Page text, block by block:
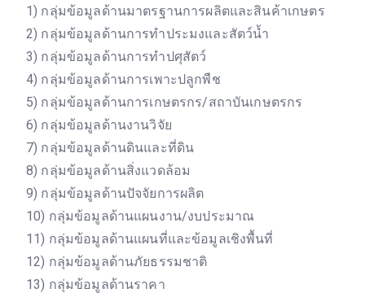
1) กลุ่มข้อมูลด้านมาตรฐานการผลิตและสินค้าเกษตร
2) กลุ่มข้อมูลด้านการทำประมงและสัตว์น้ำ
3) กลุ่มข้อมูลด้านการทำปศุสัตว์
4) กลุ่มข้อมูลด้านการเพาะปลูกพืช
5) กลุ่มข้อมูลด้านการเกษตรกร/สถาบันเกษตรกร
6) กลุ่มข้อมูลด้านงานวิจัย
7) กลุ่มข้อมูลด้านดินและที่ดิน
8) กลุ่มข้อมูลด้านสิ่งแวดล้อม
9) กลุ่มข้อมูลด้านปัจจัยการผลิต
10) กลุ่มข้อมูลด้านแผนงาน/งบประมาณ
11) กลุ่มข้อมูลด้านแผนที่และข้อมูลเชิงพื้นที่
12) กลุ่มข้อมูลด้านภัยธรรมชาติ
13) กลุ่มข้อมูลด้านราคา